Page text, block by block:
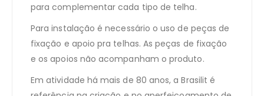
para complementar cada tipo de telha.
Para instalação é necessário o uso de peças de
fixação e apoio pra telhas. As peças de fixação
e os apoios não acompanham o produto.
Em atividade há mais de 80 anos, a Brasilit é